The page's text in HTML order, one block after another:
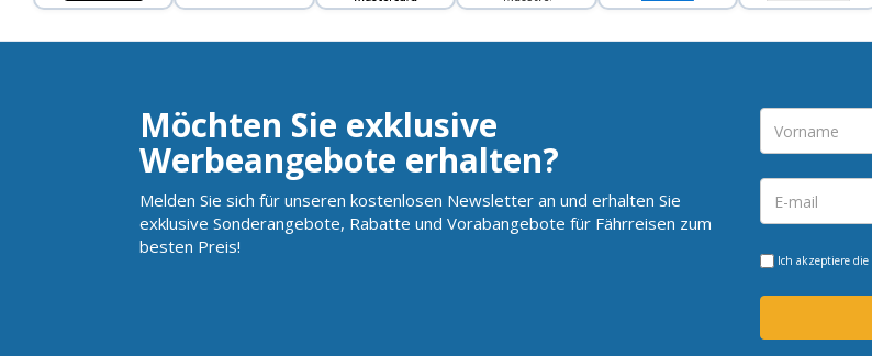
Möchten Sie exklusive
Werbeangebote erhalten?
Melden Sie sich für unseren kostenlosen Newsletter an und erhalten Sie
exklusive Sonderangebote, Rabatte und Vorabangebote für Fährreisen zum
besten Preis!
Ich akzeptiere die